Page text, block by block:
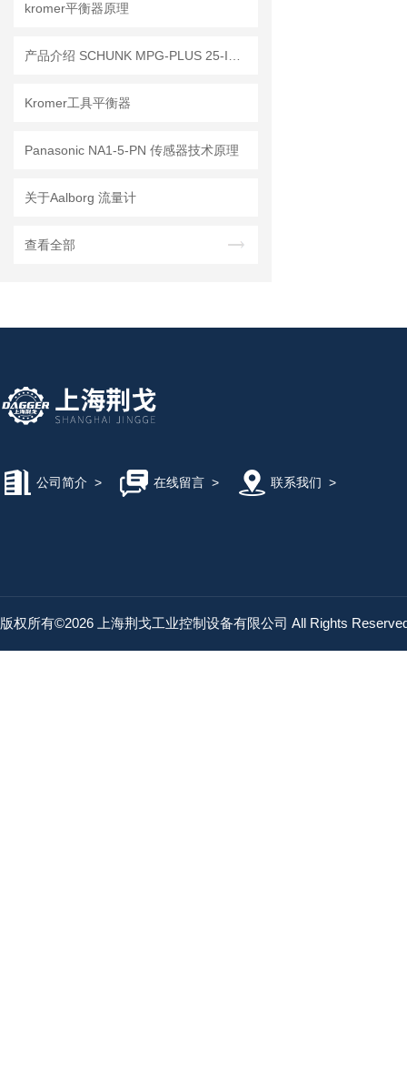
kromer平衡器原理
Kromer工具平衡器
Panasonic NA1-5-PN 传感器技术原理
关于Aalborg 流量计
查看全部
公司简介 > 在线留言> 联系我们 >
版权所有©2026 上海荆戈工业控制设备有限公司 All Rights